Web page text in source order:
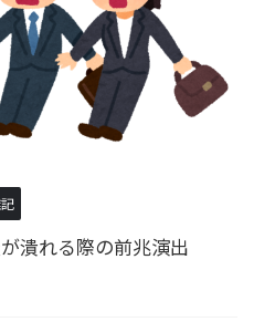
潰れる際の前兆演出